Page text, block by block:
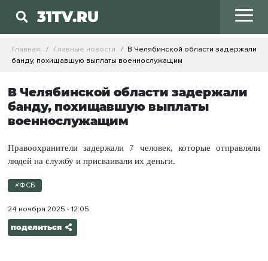
31TV.RU
Главная Главные новости
В Челябинской области задержали
банду, похищавшую выплаты военнослужащим
В Челябинской области задержали
банду, похищавшую выплаты
военнослужащим
Правоохранители задержали 7 человек, которые отправляли
людей на службу и присваивали их деньги.
#ФСБ
24 ноября 2025 - 12:05
поделиться